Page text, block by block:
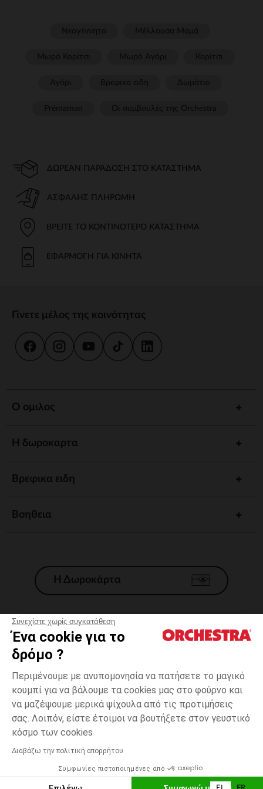
Συνεχίστε χωρίς συγκατάθεση
Ένα cookie για το
δρόμο ?
Περιμένουμε με ανυπομονησία να πατήσετε το μαγικό
κουμπί για να βάλουμε τα cookies μας στο φούρνο και
να μαζέψουμε μερικά ψίχουλα από τις προτιμήσεις
σας. Λοιπόν, είστε έτοιμοι να βουτήξετε στον γευστικό
κόσμο των cookies
Διαβάζω την πολιτική απορρήτου
Συμφωνίες πιστοποιημένες από
Με
one
Δυνατότητα πληρωμής με
ΠΡΟΣΘΉΚΗ ΣΤΟ ΚΑΛΆΘΙ
ΔΩΡΕΆΝ ΠΑΡΆΔΟΣΗ ΣΤΟ ΚΑΤΆΣΤΗΜΑ
ΑΣΦΑΛΉΣ ΠΛΗΡΩΜΉ
ΒΡΕΊΤΕ ΤΟ ΚΟΝΤΙΝΌΤΕΡΟ ΚΑΤΆΣΤΗΜΑ
ΕΦΑΡΜΟΓΉ ΓΙΑ ΚΙΝΗΤΆ
Γίνετε μέλος της κοινότητας
Ο ομιλος
Η δωροκαρτα
Βρεφικα ειδη
Βοηθεια
Η Δωροκάρτα
Γενικοί 'Οροι Πώλησης
*Εμπορικες προσφορες
Προσωπικά δεδομένα
Διαχείρηση των cookies
Προσβασιμότητα: μη συμμορφούμενη
H Orchestra συμμετέχει στον κωδικά δεοντολογίας και στο σύστημα
μεσολάβησης της Γαλλικής Ομοσπονδίας Ηλεκτρονικού Εμπορίου.